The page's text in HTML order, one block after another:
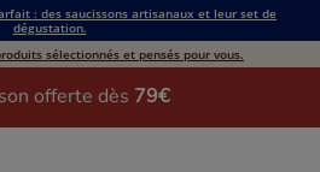
: des saucissons artisanaux et leur set de
dégustation.
sélectionnés et pensés pour vous.
offerte dès 79€